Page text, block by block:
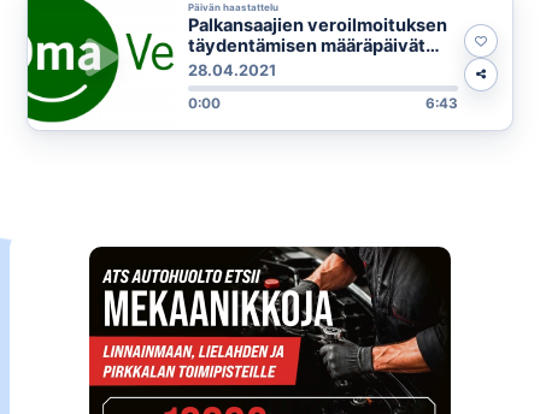
Päivän haastattelu
Palkansaajien veroilmoituksen
täydentämisen määräpäivät
lähestyvät
28.04.2021
0:00 6:43